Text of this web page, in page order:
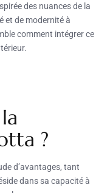
des nuances de la
et de modernité à
comment intégrer ce
?
d’avantages, tant
dans sa capacité à